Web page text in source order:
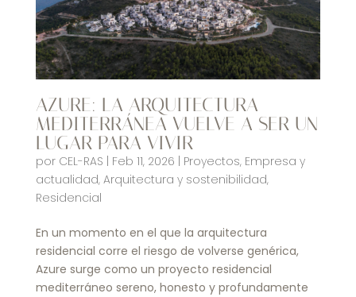
AZURE: LA ARQUITECTURA
MEDITERRÁNEA VUELVE A SER UN
LUGAR PARA VIVIR
por CEL-RAS Feb 11, 2026 Proyectos, Empresa y
actualidad, Arquitectura y sostenibilidad,
Residencial
En un momento en el que la arquitectura
residencial corre el riesgo de volverse genérica,
Azure surge como un proyecto residencial
mediterráneo sereno, honesto y profundamente